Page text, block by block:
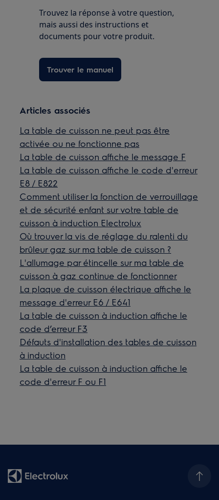
Trouvez la réponse à votre question,
mais aussi des instructions et
documents pour votre produit.
Trouver le manuel
Articles associés
La table de cuisson ne peut pas être
activée ou ne fonctionne pas
La table de cuisson affiche le message F
La table de cuisson affiche le code d'erreur
E8 / E822
Comment utiliser la fonction de verrouillage
et de sécurité enfant sur votre table de
cuisson à induction Electrolux
Où trouver la vis de réglage du ralenti du
brûleur gaz sur ma table de cuisson ?
L'allumage par étincelle sur ma table de
cuisson à gaz continue de fonctionner
La plaque de cuisson électrique affiche le
message d'erreur E6 / E641
La table de cuisson à induction affiche le
code d’erreur F3
Défauts d'installation des tables de cuisson
à induction
La table de cuisson à induction affiche le
code d'erreur F ou F1